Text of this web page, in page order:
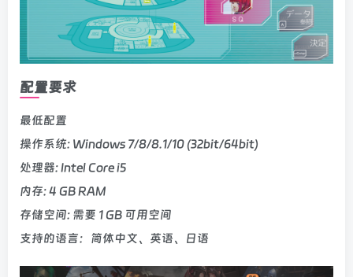
配置要求
最低配置
操作系统: Windows 7/8/8.1/10 (32bit/64bit)
处理器: Intel Core i5
内存: 4 GB RAM
存储空间: 需要 1 GB 可用空间
支持的语言：简体中文、英语、日语